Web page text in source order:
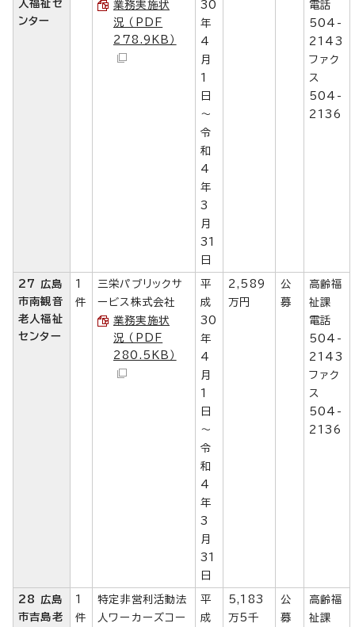
人福祉セ
ンター
業務実施状
況 （PDF
278.9KB）
30
年
4
月
1
日
～
令
和
4
年
3
月
31
日
電話
504-
2143
ファク
ス
504-
2136
27 広島
市南観音
老人福祉
センター
1
件
三栄パブリックサ
ービス株式会社
業務実施状
況 （PDF
280.5KB）
平
成
30
年
4
月
1
日
～
令
和
4
年
3
月
31
日
2,589
万円
公
募
高齢福
祉課
電話
504-
2143
ファク
ス
504-
2136
28 広島
市吉島老
1
件
特定非営利活動法
人ワーカーズコー
平
成
5,183
万5千
公
募
高齢福
祉課